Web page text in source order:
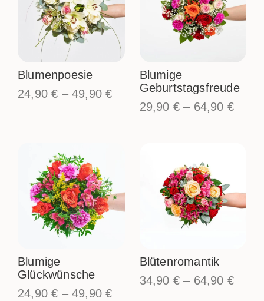
Blumenpoesie
24,90€ –49,90€
Blumige
Geburtstagsfreude
29,90 €– 64,90 €
Blumige
Glückwünsche
24,90€ –49,90€
Blütenromantik
34,90 €– 64,90 €